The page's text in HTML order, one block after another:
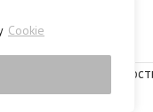
Cookie